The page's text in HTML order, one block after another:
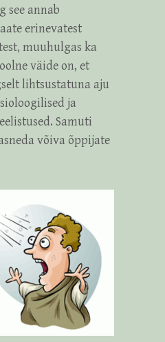
see annab
erinevatest
muuhulgas ka
väide on, et
lihtsustatuna aju
ja
Samuti
võiva õppijate